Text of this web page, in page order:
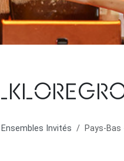
Ensembles Invités Pays-